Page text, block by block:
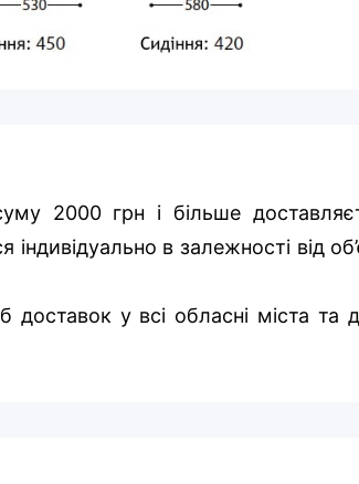
2000 грн і більше
в залежності від
у всі обласні міста та